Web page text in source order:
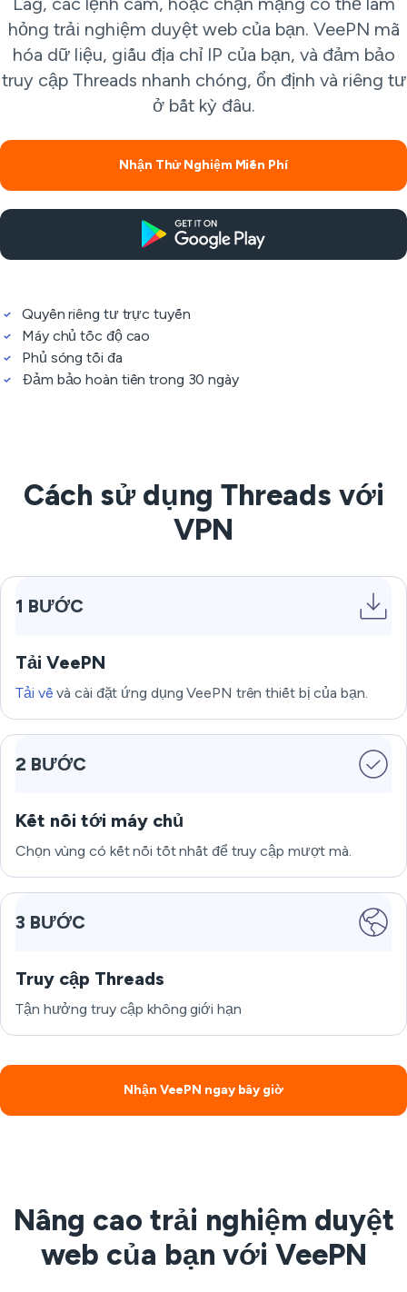
hỏng trải nghiệm duyệt web của bạn. VeePN mã
hóa dữ liệu, giấu địa chỉ IP của bạn, và đảm bảo
truy cập Threads nhanh chóng, ổn định và riêng tư
ở bất kỳ đâu.
Nhận Thử Nghiệm Miễn Phí
Quyền riêng tư trực tuyến
Máy chủ tốc độ cao
Phủ sóng tối đa
Đảm bảo hoàn tiền trong 30 ngày
Cách sử dụng Threads với
VPN
1 BƯỚC
Tải VeePN
Tải về và cài đặt ứng dụng VeePN trên thiết bị của bạn.
2 BƯỚC
Kết nối tới máy chủ
Chọn vùng có kết nối tốt nhất để truy cập mượt mà.
3 BƯỚC
Truy cập Threads
Tận hưởng truy cập không giới hạn
Nhận VeePN ngay bây giờ
Nâng cao trải nghiệm duyệt
web của bạn với VeePN